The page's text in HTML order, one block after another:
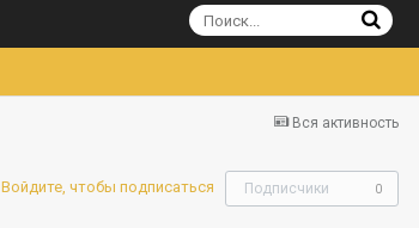
Вся активность
Войдите, чтобы подписаться Подписчики 0